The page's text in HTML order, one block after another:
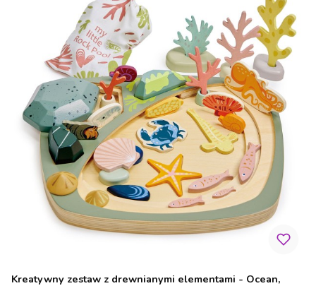
Kreatywny zestaw z drewnianymi elementami - Ocean,